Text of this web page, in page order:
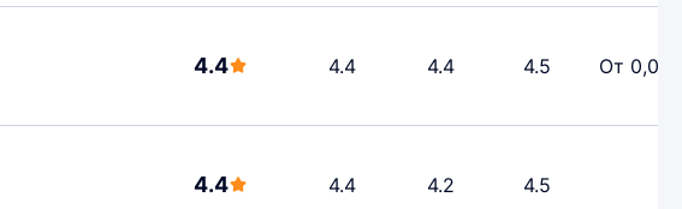
4.4 4.4 4.4 4.5 От 0,01%
4.4 4.4 4.2 4.5